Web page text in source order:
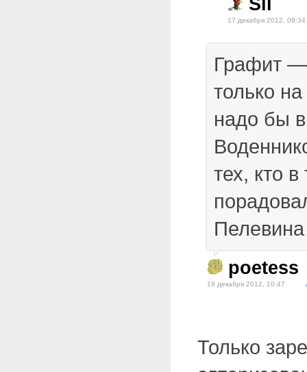
Sil
17 декабря 2012, 09:34
Графит
только
надо бы
тех, кто
poetess
19 декабря 2012, 10:47
Только